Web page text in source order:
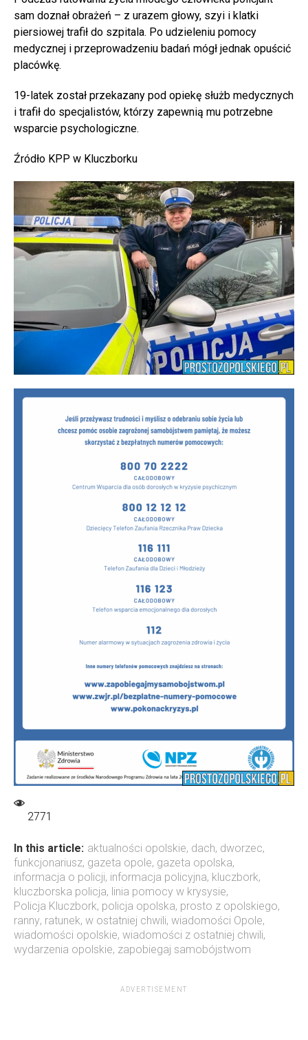
sam doznał obrażeń – z urazem głowy, szyi i klatki
piersiowej trafił do szpitala. Po udzieleniu pomocy
medycznej i przeprowadzeniu badań mógł jednak opuścić
placówkę.
19-latek został przekazany pod opiekę służb medycznych
i trafił do specjalistów, którzy zapewnią mu potrzebne
wsparcie psychologiczne.
Źródło KPP w Kluczborku
2771
In this article: aktualności opolskie, dach, dworzec,
funkcjonariusz, gazeta opole, gazeta opolska,
informacja o policji, informacja policyjna, kluczbork,
kluczborska policja, linia pomocy w krysysie,
Policja Kluczbork, policja opolska, prosto z opolskiego,
ranny, ratunek, w ostatniej chwili, wiadomości Opole,
wiadomości opolskie, wiadomości z ostatniej chwili,
wydarzenia opolskie, zapobiegaj samobójstwom
ADVERTISEMENT